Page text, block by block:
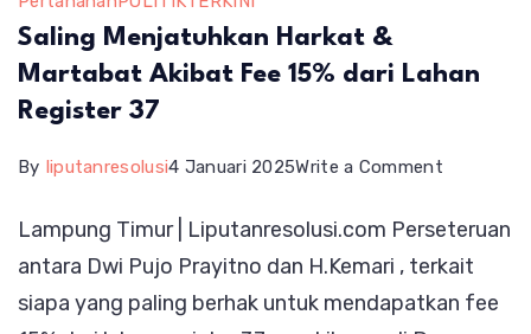
Saling Menjatuhkan Harkat &
Martabat Akibat Fee 15% dari Lahan
Register 37
By liputanresolusi4 Januari 2025Write a Commenton
Harkat
&
Lampung Timur | Liputanresolusi.com Perseteruan
antara Dwi Pujo Prayitno dan H.Kemari , terkait
siapa yang paling berhak untuk mendapatkan fee